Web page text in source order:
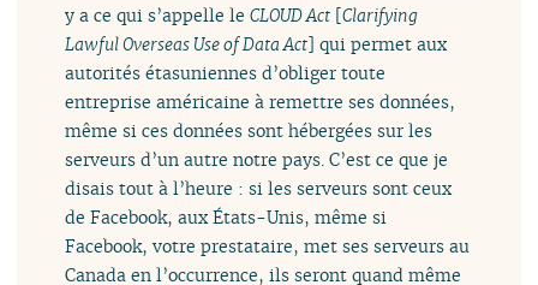
y a ce qui s’appelle leCLOUD Act [Clarifying
Lawful Overseas Use of Data Act] qui permet aux
autorités étasuniennes d’obliger toute
entreprise américaine à remettre ses données,
même si ces données sont hébergées sur les
serveurs d’un autre notre pays. C’est ce que je
disais tout à l’heure : si les serveurs sont ceux
de Facebook, aux États-Unis, même si
Facebook, votre prestataire, met ses serveurs au
Canada en l’occurrence, ils seront quand même